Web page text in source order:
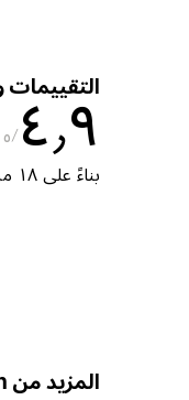
التقييمات
٤٫٩ ٥
بناءً على ١٨ من التقييمات
المزيد من Notion